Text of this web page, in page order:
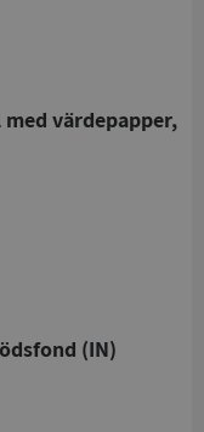
värdepapper,
(IN)